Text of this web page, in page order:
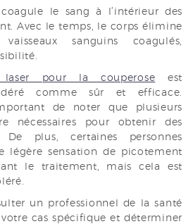
le sang à l’intérieur des
Avec le temps, le corps élimine
sanguins coagulés,
pour la couperose est
comme sûr et efficace.
de noter que plusieurs
nécessaires pour obtenir des
De plus, certaines personnes
légère sensation de picotement
le traitement, mais cela est
un professionnel de la santé
cas spécifique et déterminer